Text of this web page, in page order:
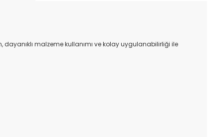
dayanıklı malzeme kullanımı ve kolay uygulanabilirliği ile